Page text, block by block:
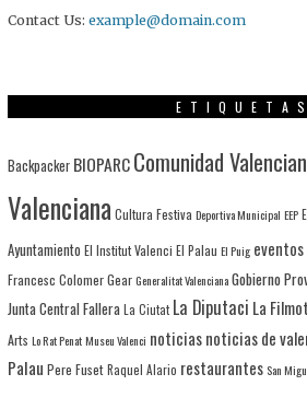
Contact Us: example@domain.com
ETIQUETAS
Backpacker BIOPARCComunidad
Valenciana Cultura Festiva Deportiva Municipal EEP
Ayuntamiento El Institut Valenci El Palau El Puig eventos
Francesc ColomerGear Generalitat Valenciana Gobierno
Junta Central Fallera La Ciutat La Diputaci La
Arts Lo Rat Penat Museu Valenci noticiasnoticias de
Palau Pere Fuset Raquel Alario restaurantes San